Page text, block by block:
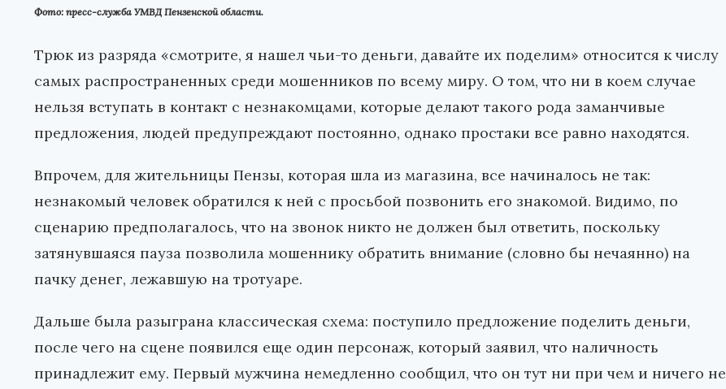
Фото: пресс-служба УМВД Пензенской области.
Трюк из разряда «смотрите, я нашел чьи-то деньги, давайте их поделим» относится к числу
самых распространенных среди мошенников по всему миру. О том, что ни в коем случае
нельзя вступать в контакт с незнакомцами, которые делают такого рода заманчивые
предложения, людей предупреждают постоянно, однако простаки все равно находятся.
Впрочем, для жительницы Пензы, которая шла из магазина, все начиналось не так:
незнакомый человек обратился к ней с просьбой позвонить его знакомой. Видимо, по
сценарию предполагалось, что на звонок никто не должен был ответить, поскольку
затянувшаяся пауза позволила мошеннику обратить внимание (словно бы нечаянно) на
пачку денег, лежавшую на тротуаре.
Дальше была разыграна классическая схема: поступило предложение поделить деньги,
после чего на сцене появился еще один персонаж, который заявил, что наличность
принадлежит ему. Первый мужчина немедленно сообщил, что он тут ни при чем и ничего не